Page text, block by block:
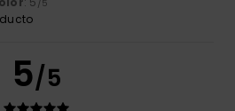
/5
5/5